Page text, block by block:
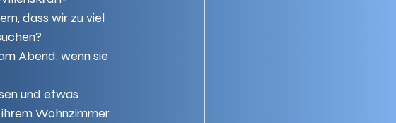
dass wir zu viel
Abend, wenn sie
und etwas
ihrem Wohnzimmer